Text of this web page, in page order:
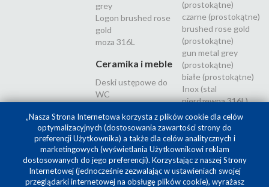
grey
Logon brushed rose
gold
moza 316L
Ceramika i meble
Deski ustępowe do
WC
(prostokątne)
czarne (prostokątne)
brushed rose gold
(prostokątne)
gun metal grey
(prostokątne)
białe (prostokątne)
Inox (stal
nierdzewna 316L)
„Nasza Strona Internetowa korzysta z plików cookie dla celów
optymalizacyjnych (dostosowania zawartości strony do
preferencji Użytkownika) a także dla celów analitycznych i
marketingowych (wyświetlania Użytkownikowi reklam
dostosowanych do jego preferencji). Korzystając z naszej Strony
Internetowej (jednocześnie zezwalając w ustawieniach swojej
przeglądarki internetowej na obsługę plików cookie), wyrażasz